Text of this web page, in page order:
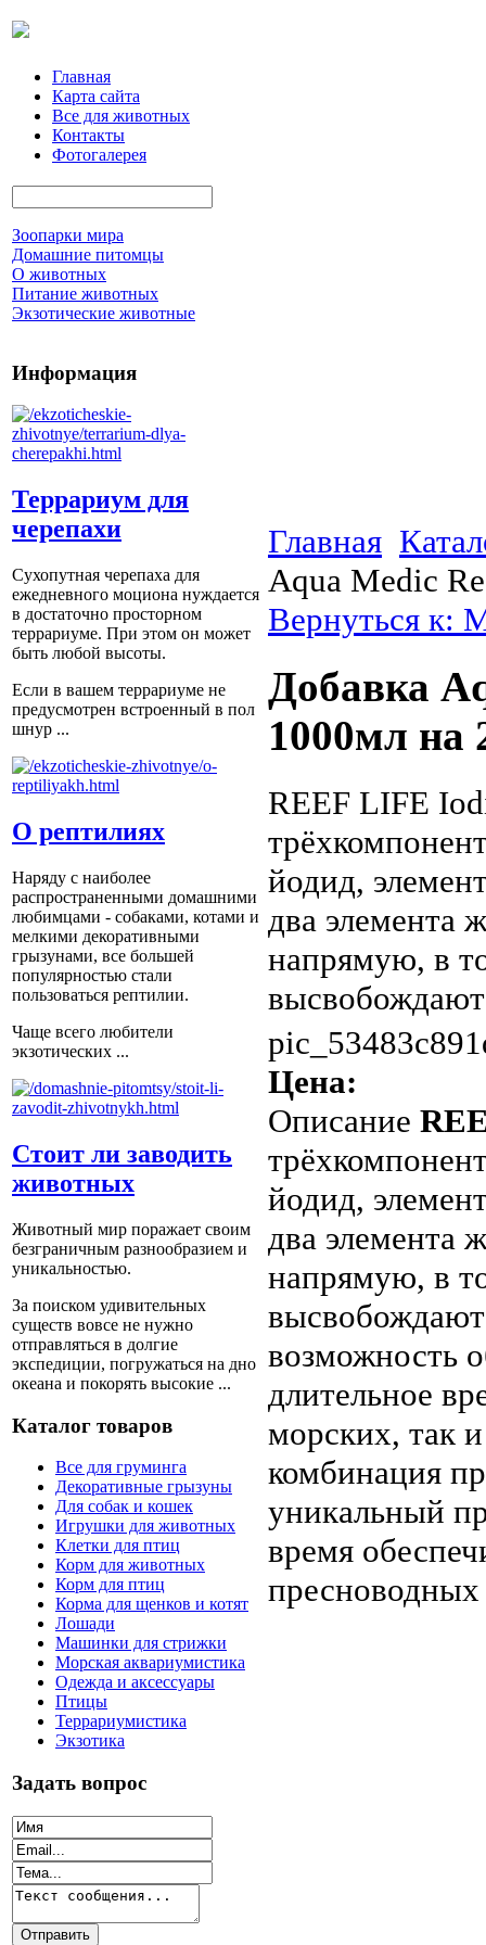
Главная
Карта сайта
Все для животных
Контакты
Фотогалерея
Зоопарки мира
Домашние питомцы
О животных
Питание животных
Экзотические животные
Информация
Террариум для
черепахи
Сухопутная черепаха для
ежедневного моциона нуждается
в достаточно просторном
террариуме. При этом он может
быть любой высоты.
Если в вашем террариуме не
предусмотрен встроенный в пол
шнур ...
О рептилиях
Наряду с наиболее
распространенными домашними
любимцами - собаками, котами и
мелкими декоративными
грызунами, все большей
популярностью стали
пользоваться рептилии.
Чаще всего любители
экзотических ...
Стоит ли заводить
животных
Животный мир поражает своим
безграничным разнообразием и
уникальностью.
За поиском удивительных
существ вовсе не нужно
отправляться в долгие
экспедиции, погружаться на дно
океана и покорять высокие ...
Каталог товаров
Все для груминга
Декоративные грызуны
Для собак и кошек
Игрушки для животных
Клетки для птиц
Корм для животных
Корм для птиц
Корма для щенков и котят
Лошади
Машинки для стрижки
Морская аквариумистика
Одежда и аксессуары
Птицы
Террариумистика
Экзотика
Задать вопрос
Главная
Aqua Medic
Вернуться к:
Добавка
1000мл на
REEF LIFE
йодид,
два элемента
напрямую, в
Цена:
Описание
йодид,
два элемента
напрямую, в
возможность
длительное
морских, так
комбинация
уникальный
время